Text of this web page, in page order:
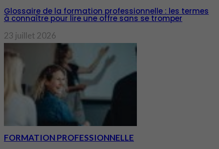
Glossaire de la formation professionnelle : les termes
à connaître pour lire une offre sans se tromper
23 juillet 2026
FORMATION PROFESSIONNELLE